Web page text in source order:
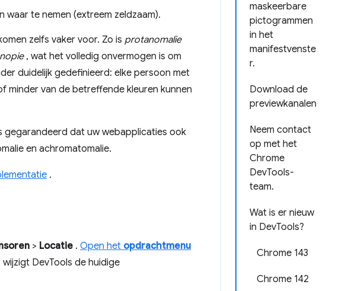
maskeerbare
pictogrammen
in het
manifestvenste
r.
Download de
previewkanalen
Neem contact
op met het
Chrome
DevTools-
team.
Wat is er nieuw
in DevTools?
Chrome 143
Chrome 142
te nemen (extreem zeldzaam).
zelfs vaker voor. Zo is protanomalie
, wat het volledig onvermogen is om
duidelijk gedefinieerd: elke persoon met
minder van de betreffende kleuren kunnen
gegarandeerd dat uw webapplicaties ook
en achromatomalie.
.
> Locatie . Open het opdrachtmenu
DevTools de huidige